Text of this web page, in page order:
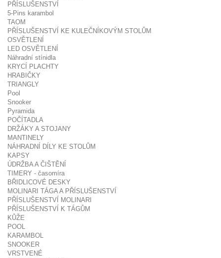
PŘÍSLUŠENSTVÍ
5-Pins karambol
TAOM
PŘÍSLUŠENSTVÍ KE KULEČNÍKOVÝM STOLŮM
OSVĚTLENÍ
LED OSVĚTLENÍ
Náhradní stínidla
KRYCÍ PLACHTY
HRABIČKY
TRIANGLY
Pool
Snooker
Pyramida
POČÍTADLA
DRŽÁKY A STOJANY
MANTINELY
NÁHRADNÍ DÍLY KE STOLŮM
KAPSY
ÚDRŽBA A ČIŠTĚNÍ
TIMERY - časomíra
BŘIDLICOVÉ DESKY
MOLINARI TÁGA A PŘÍSLUŠENSTVÍ
PŘÍSLUŠENSTVÍ MOLINARI
PŘÍSLUŠENSTVÍ K TÁGŮM
KŮŽE
POOL
KARAMBOL
SNOOKER
VRSTVENÉ